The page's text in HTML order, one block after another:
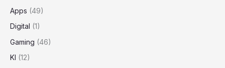
Apps (49)
Digital (1)
Gaming (46)
KI (12)